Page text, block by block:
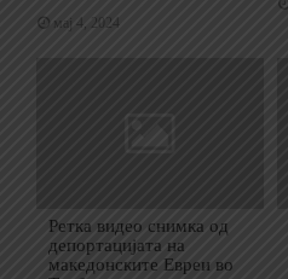
мај 4, 2024
Ретка видео снимка од
депортацијата на
македонските Евреи во